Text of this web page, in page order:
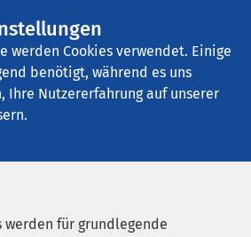
werden Cookies verwendet. Einige
benötigt, während es uns
Ihre Nutzererfahrung auf unserer
werden für grundlegende